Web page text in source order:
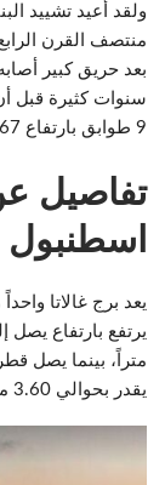
ولقد أعيد تشييد
منتصف القرن
بعد حريق كبير
سنوات كثيرة قبل
9 طوابق بارتفاع 67 متر تقريباً عن سطح الأرض،
تفاصيل
اسطنبول
يعد برج غالاتا
يقدر بحوالي 3.60 متراً.